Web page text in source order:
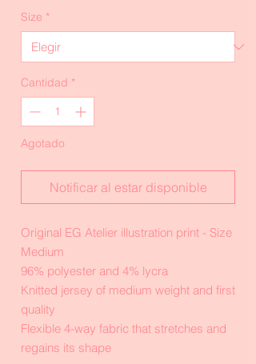
Size *
Cantidad *
Agotado
Notificar al estar disponible
Original EG Atelier illustration print - Size
Medium
96% polyester and 4% lycra
Knitted jersey of medium weight and first
quality
Flexible 4-way fabric that stretches and
regains its shape